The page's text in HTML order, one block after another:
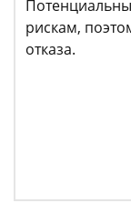
рискам,
отказа.